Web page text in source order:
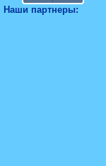
Наши партнеры: